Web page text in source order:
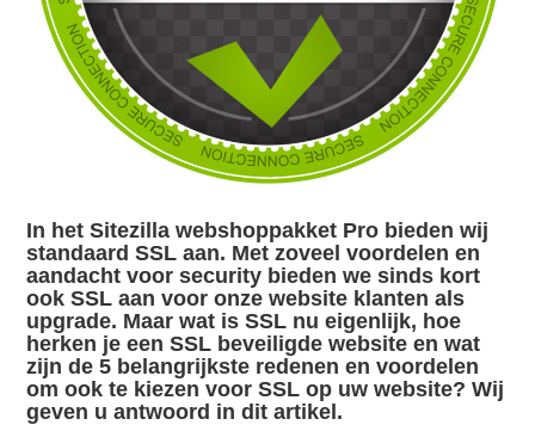
In het Sitezilla webshoppakket Pro bieden wij
standaard SSL aan. Met zoveel voordelen en
aandacht voor security bieden we sinds kort
ook SSL aan voor onze website klanten als
upgrade. Maar wat is SSL nu eigenlijk, hoe
herken je een SSL beveiligde website en wat
zijn de 5 belangrijkste redenen en voordelen
om ook te kiezen voor SSL op uw website? Wij
geven u antwoord in dit artikel.